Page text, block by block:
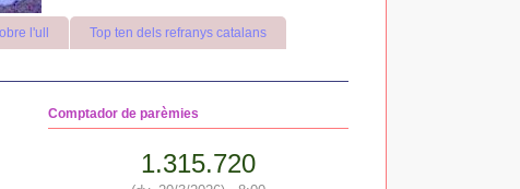
l'ull Top ten dels refranys catalans
Comptador de parèmies
1.315.720